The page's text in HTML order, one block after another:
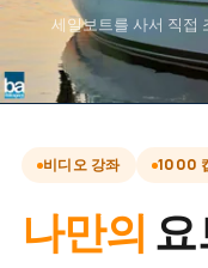
세일보트를 사서 직접
비디오 강좌 1000
나만의